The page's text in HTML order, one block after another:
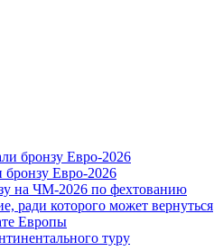
Евро-2026
на ЧМ-2026 по фехтованию
ради которого может вернуться
Европы
туру